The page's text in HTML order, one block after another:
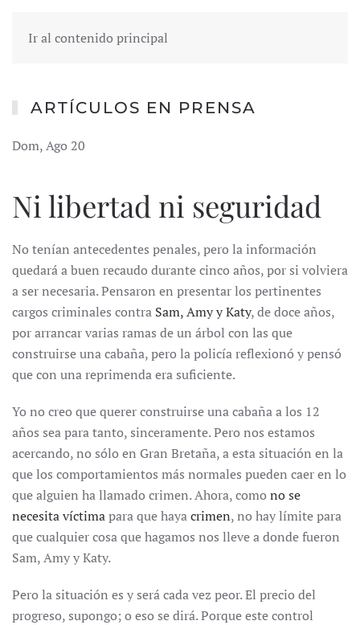
Ir al contenido principal
ARTÍCULOS EN PRENSA
Dom, Ago 20
Ni libertad ni seguridad
No tenían antecedentes penales, pero la información
quedará a buen recaudo durante cinco años, por si volviera
a ser necesaria. Pensaron en presentar los pertinentes
cargos criminales contra Sam, Amy y Katy, de doce años,
por arrancar varias ramas de un árbol con las que
construirse una cabaña, pero la policía reflexionó y pensó
que con una reprimenda era suficiente.
Yo no creo que querer construirse una cabaña a los 12
años sea para tanto, sinceramente. Pero nos estamos
acercando, no sólo en Gran Bretaña, a esta situación en la
que los comportamientos más normales pueden caer en lo
que alguien ha llamado crimen. Ahora, como no se
necesita víctimapara que hayacrimen, no hay límite para
que cualquier cosa que hagamos nos lleve a donde fueron
Sam, Amy y Katy.
Pero la situación es y será cada vez peor. El precio del
progreso, supongo; o eso se dirá. Porque este control